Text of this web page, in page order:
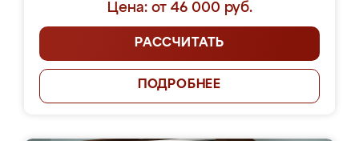
Цена: от 46 000 руб.
РАССЧИТАТЬ
ПОДРОБНЕЕ